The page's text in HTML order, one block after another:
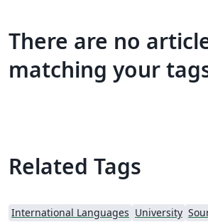
There are no
matching your
Related Tags
International Languages University